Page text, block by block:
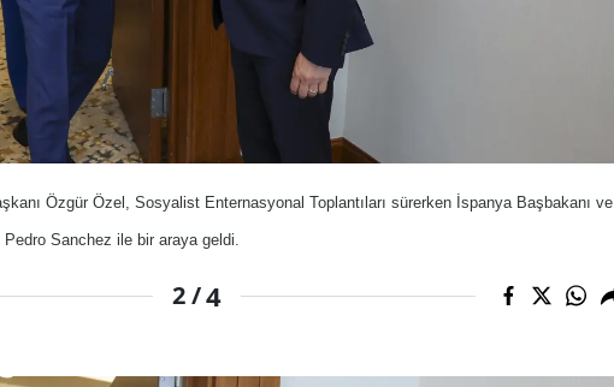
Özgür Özel, Sosyalist Enternasyonal Toplantıları sürerken İspanya Başbakanı ve
Sanchez ile bir araya geldi.
2 /4